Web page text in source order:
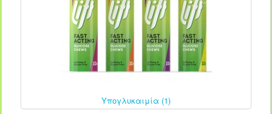
Υπογλυκαιμία (1)